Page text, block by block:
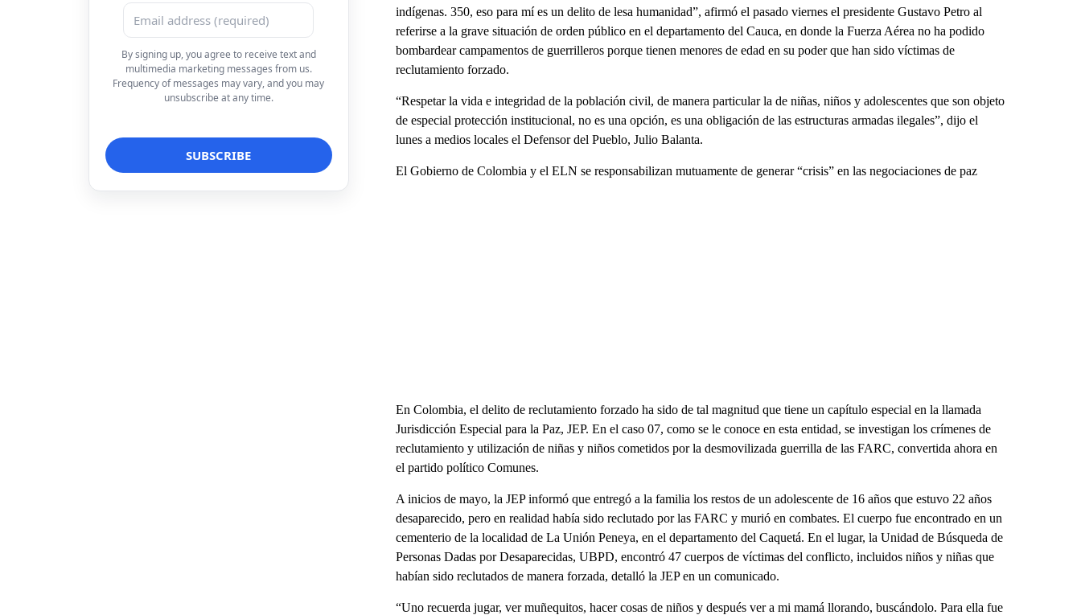
By signing up, you agree to receive text and
multimedia marketing messages from us.
Frequency of messages may vary, and you may
unsubscribe at any time.
indígenas. 350, eso para mí es un delito de lesa humanidad”, afirmó el pasado viernes el presidente Gustavo Petro al
referirse a la grave situación de orden público en el departamento del Cauca, en donde la Fuerza Aérea no ha podido
bombardear campamentos de guerrilleros porque tienen menores de edad en su poder que han sido víctimas de
reclutamiento forzado.
“Respetar la vida e integridad de la población civil, de manera particular la de niñas, niños y adolescentes que son objeto
de especial protección institucional, no es una opción, es una obligación de las estructuras armadas ilegales”, dijo el
lunes a medios locales el Defensor del Pueblo, Julio Balanta.
El Gobierno de Colombia y el ELN se responsabilizan mutuamente de generar “crisis” en las negociaciones de paz
En Colombia, el delito de reclutamiento forzado ha sido de tal magnitud que tiene un capítulo especial en la llamada
Jurisdicción Especial para la Paz, JEP. En el caso 07, como se le conoce en esta entidad, se investigan los crímenes de
reclutamiento y utilización de niñas y niños cometidos por la desmovilizada guerrilla de las FARC, convertida ahora en
el partido político Comunes.
A inicios de mayo, la JEP informó que entregó a la familia los restos de un adolescente de 16 años que estuvo 22 años
desaparecido, pero en realidad había sido reclutado por las FARC y murió en combates. El cuerpo fue encontrado en un
cementerio de la localidad de La Unión Peneya, en el departamento del Caquetá. En el lugar, la Unidad de Búsqueda de
Personas Dadas por Desaparecidas, UBPD, encontró 47 cuerpos de víctimas del conflicto, incluidos niños y niñas que
habían sido reclutados de manera forzada, detalló la JEP en un comunicado.
“Uno recuerda jugar, ver muñequitos, hacer cosas de niños y después ver a mi mamá llorando, buscándolo. Para ella fue